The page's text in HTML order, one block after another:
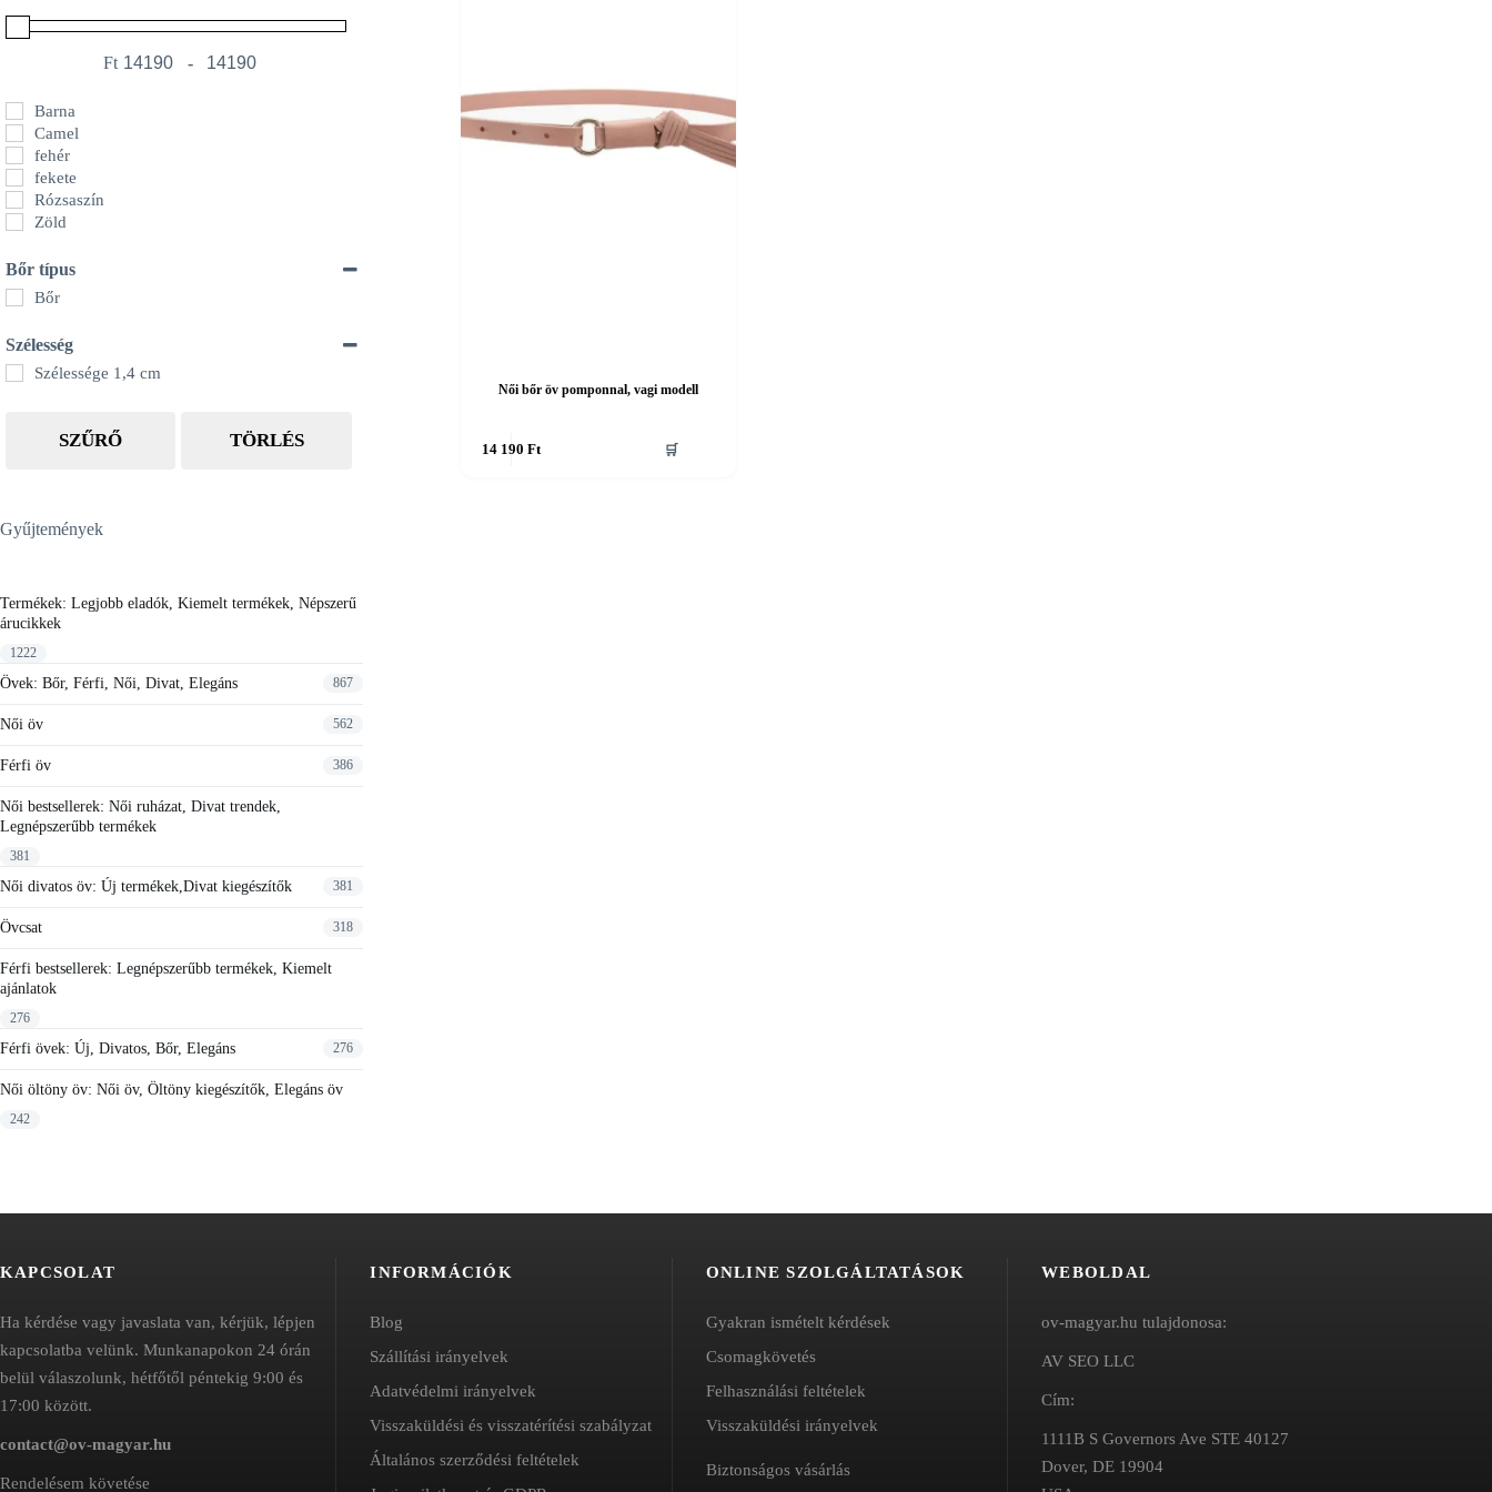
Női bőr öv pomponnal, vagi modell
14 190 Ft 🛒
Ft Minimum Price
-
Maximum Price
Barna
Camel
fehér
fekete
Rózsaszín
Zöld
Bőr típus
Bőr
Szélesség
Szélessége 1,4 cm
SZŰRŐ TÖRLÉS
Gyűjtemények
Termékek: Legjobb eladók, Kiemelt termékek, Népszerű
árucikkek
1222
Övek: Bőr, Férfi, Női, Divat, Elegáns 867
Női öv 562
Férfi öv 386
Női bestsellerek: Női ruházat, Divat trendek,
Legnépszerűbb termékek
381
Női divatos öv: Új termékek,Divat kiegészítők 381
Övcsat 318
Férfi bestsellerek: Legnépszerűbb termékek, Kiemelt
ajánlatok
276
Férfi övek: Új, Divatos, Bőr, Elegáns 276
Női öltöny öv: Női öv, Öltöny kiegészítők, Elegáns öv
242
KAPCSOLAT
Ha kérdése vagy javaslata van, kérjük, lépjen
kapcsolatba velünk. Munkanapokon 24 órán
belül válaszolunk, hétfőtől péntekig 9:00 és
17:00 között.
contact@ov-magyar.hu
Rendelésem követése
INFORMÁCIÓK
Blog
Szállítási irányelvek
Adatvédelmi irányelvek
Visszaküldési és visszatérítési szabályzat
Általános szerződési feltételek
ONLINE SZOLGÁLTATÁSOK
Gyakran ismételt kérdések
Csomagkövetés
Felhasználási feltételek
Visszaküldési irányelvek
Biztonságos vásárlás
WEBOLDAL
ov-magyar.hu tulajdonosa:
AV SEO LLC
Cím:
1111B S Governors Ave STE 40127
Dover, DE 19904